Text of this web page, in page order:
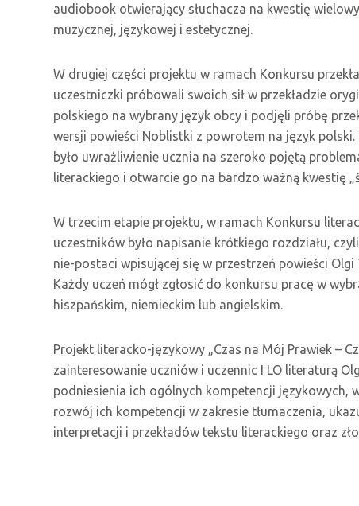
audiobook otwierający słuchacza na kwestię
muzycznej, językowej i estetycznej.
W drugiej części projektu w ramach Konkursu
uczestniczki próbowali swoich sił w przekładzie
polskiego na wybrany język obcy i podjęli próbę
wersji powieści Noblistki z powrotem na język
było uwrażliwienie ucznia na szeroko pojętą
literackiego i otwarcie go na bardzo ważną kwestię
W trzecim etapie projektu, w ramach Konkursu
uczestników było napisanie krótkiego rozdziału,
nie-postaci wpisującej się w przestrzeń powieści Olgi
Każdy uczeń mógł zgłosić do konkursu pracę w
hiszpańskim, niemieckim lub angielskim.
Projekt literacko-językowy „Czas na Mój Prawiek –
zainteresowanie uczniów i uczennic I LO literaturą
podniesienia ich ogólnych kompetencji językowych,
rozwój ich kompetencji w zakresie tłumaczenia,
interpretacji i przekładów tekstu literackiego oraz